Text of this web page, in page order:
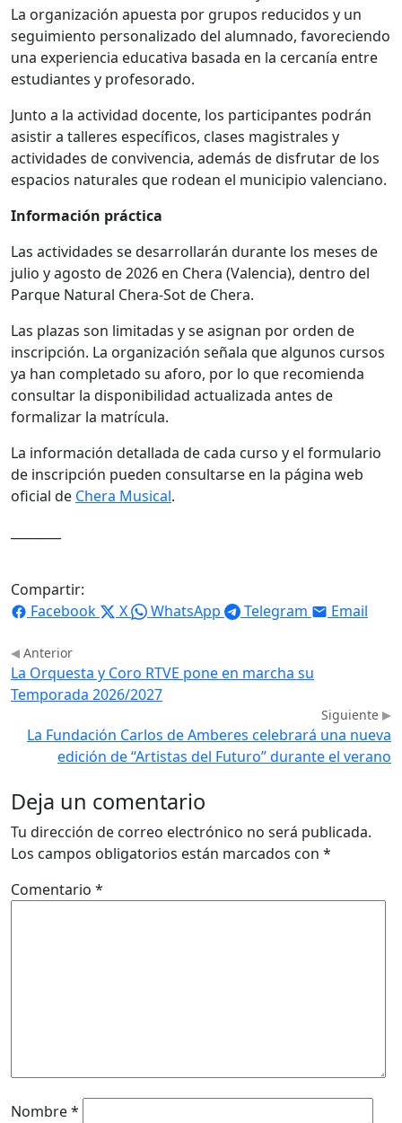
La organización apuesta por grupos reducidos y un
seguimiento personalizado del alumnado, favoreciendo
una experiencia educativa basada en la cercanía entre
estudiantes y profesorado.
Junto a la actividad docente, los participantes podrán
asistir a talleres específicos, clases magistrales y
actividades de convivencia, además de disfrutar de los
espacios naturales que rodean el municipio valenciano.
Información práctica
Las actividades se desarrollarán durante los meses de
julio y agosto de 2026 en Chera (Valencia), dentro del
Parque Natural Chera-Sot de Chera.
Las plazas son limitadas y se asignan por orden de
inscripción. La organización señala que algunos cursos
ya han completado su aforo, por lo que recomienda
consultar la disponibilidad actualizada antes de
formalizar la matrícula.
La información detallada de cada curso y el formulario
de inscripción pueden consultarse en la página web
oficial de Chera Musical.
Compartir:
Facebook
X WhatsApp Telegram Email
Anterior
La Orquesta y Coro RTVE pone en marcha su
Temporada 2026/2027
Siguiente
La Fundación Carlos de Amberes celebrará una nueva
edición de “Artistas del Futuro” durante el verano
Deja un comentario
Tu dirección de correo electrónico no será publicada.
Los campos obligatorios están marcados con *
Comentario *
Nombre*